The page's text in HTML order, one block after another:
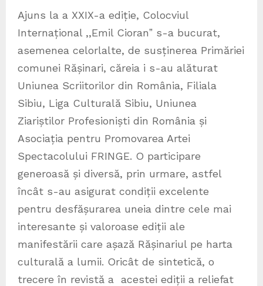
Ajuns la a XXIX-a ediție, Colocviul
Internațional ,,Emil Cioranˮ s-a bucurat,
asemenea celorlalte, de susținerea Primăriei
comunei Rășinari, căreia i s-au alăturat
Uniunea Scriitorilor din România, Filiala
Sibiu, Liga Culturală Sibiu, Uniunea
Ziariștilor Profesioniști din România și
Asociația pentru Promovarea Artei
Spectacolului FRINGE. O participare
generoasă și diversă, prin urmare, astfel
încât s-au asigurat condiții excelente
pentru desfășurarea uneia dintre cele mai
interesante și valoroase ediții ale
manifestării care așază Rășinariul pe harta
culturală a lumii. Oricât de sintetică, o
trecere în revistă a acestei ediții a reliefat